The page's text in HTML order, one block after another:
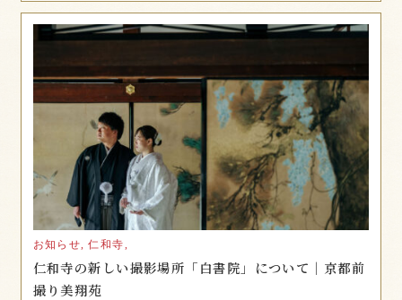
お知らせ, 仁和寺,
仁和寺の新しい撮影場所「白書院」について｜京都前
撮り美翔苑